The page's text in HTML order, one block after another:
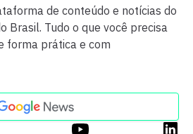
de conteúdo e notícias do
Brasil. Tudo o que você precisa
forma prática e com